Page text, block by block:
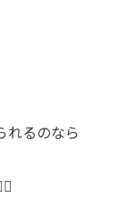
れるのなら